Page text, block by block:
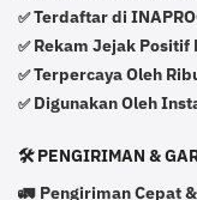
✅Terdaftar di
✅Rekam Jejak Positif
✅Terpercaya Oleh
✅Digunakan Oleh
🛠️ PENGIRIMAN &
🚛 Pengiriman Cepat